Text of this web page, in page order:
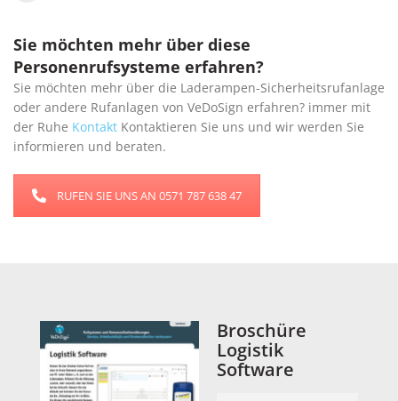
Sie möchten mehr über diese
Personenrufsysteme erfahren?
Sie möchten mehr über die Laderampen-Sicherheitsrufanlage
oder andere Rufanlagen von VeDoSign erfahren? immer mit
der Ruhe Kontakt Kontaktieren Sie uns und wir werden Sie
informieren und beraten.
RUFEN SIE UNS AN 0571 787 638 47
Broschüre
Logistik
Software